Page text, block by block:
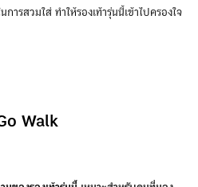
รสวมใส่ ทำให้รองเท้ารุ่นนี้เข้าไปครองใจ
Walk